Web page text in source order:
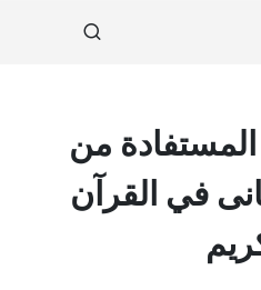
من
في القرآن